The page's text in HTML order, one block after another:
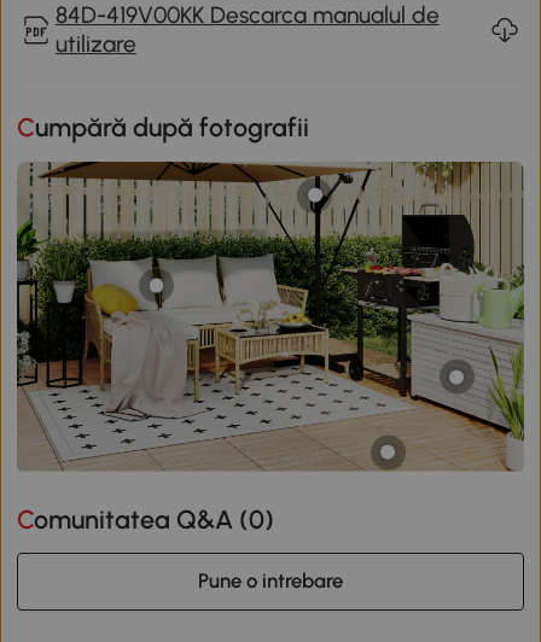
84D-419V00KK Descarca manualul de
utilizare
Cumpără după fotografii
Comunitatea Q&A (0)
Pune o intrebare